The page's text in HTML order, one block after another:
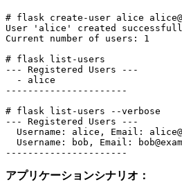
# flask create-user alice
User 'alice' created
Current number of users: 1
# flask list-users
--- Registered Users ---
  - alice
----------------------
# flask list-users --verbose
--- Registered Users ---
Username: alice, Email:
Username: bob, Email:
アプリケーションシナリオ：